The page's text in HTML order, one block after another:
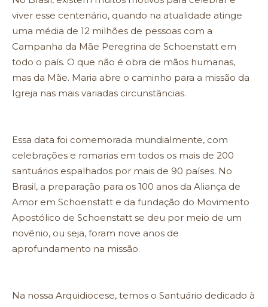
viver esse centenário, quando na atualidade atinge
uma média de 12 milhões de pessoas com a
Campanha da Mãe Peregrina de Schoenstatt em
todo o país. O que não é obra de mãos humanas,
mas da Mãe. Maria abre o caminho para a missão da
Igreja nas mais variadas circunstâncias.
Essa data foi comemorada mundialmente, com
celebrações e romarias em todos os mais de 200
santuários espalhados por mais de 90 países. No
Brasil, a preparação para os 100 anos da Aliança de
Amor em Schoenstatt e da fundação do Movimento
Apostólico de Schoenstatt se deu por meio de um
novênio, ou seja, foram nove anos de
aprofundamento na missão.
Na nossa Arquidiocese, temos o Santuário dedicado à